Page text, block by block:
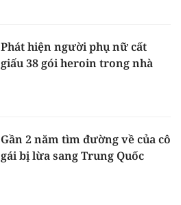
Phát hiện người phụ nữ cất
giấu 38 gói heroin trong nhà
Gần 2 năm tìm đường về của cô
gái bị lừa sang Trung Quốc